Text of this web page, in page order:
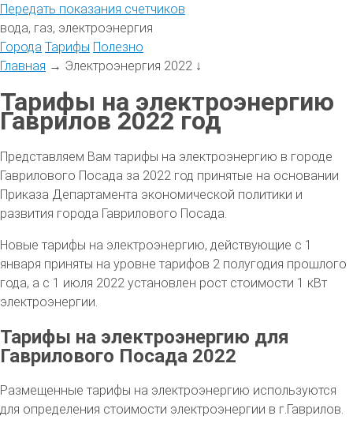
Передать показания счетчиков
вода, газ, электроэнергия
Города Тарифы Полезно
Главная → Электроэнергия 2022 ↓
Тарифы на электроэнергию
Гаврилов 2022 год
Представляем Вам тарифы на электроэнергию в городе
Гаврилового Посада за 2022 год принятые на основании
Приказа Департамента экономической политики и
развития города Гаврилового Посада.
Новые тарифы на электроэнергию, действующие с 1
января приняты на уровне тарифов 2 полугодия прошлого
года, а с 1 июля 2022 установлен рост стоимости 1 кВт
электроэнергии.
Тарифы на электроэнергию для
Гаврилового Посада 2022
Размещенные тарифы на электроэнергию используются
для определения стоимости электроэнергии в г.Гаврилов.